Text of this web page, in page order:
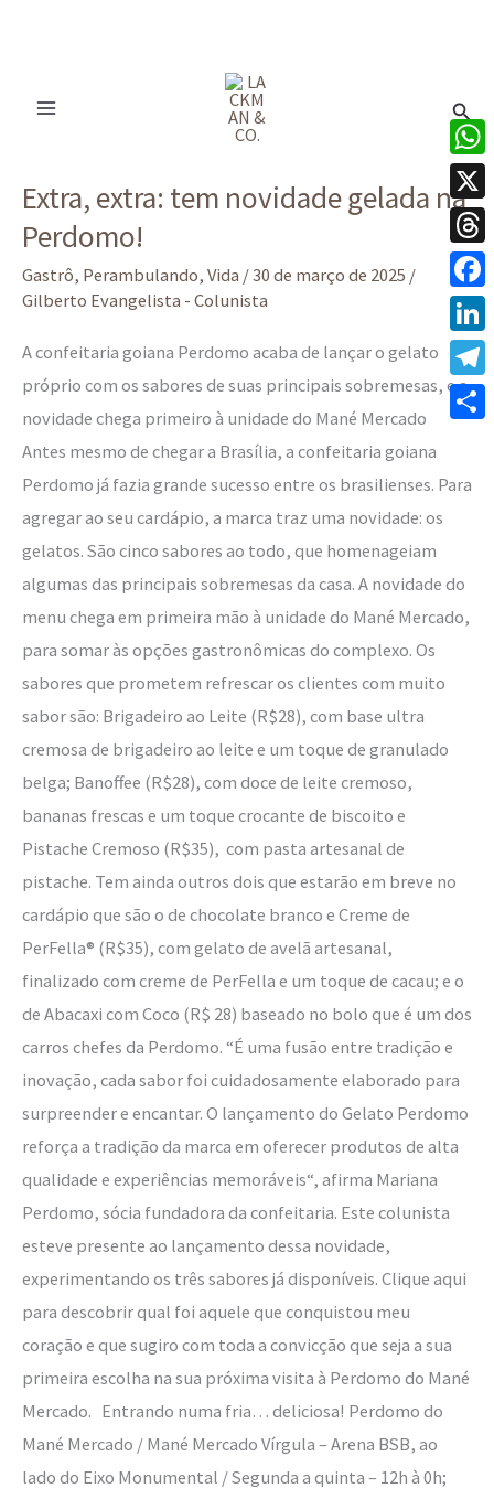
Extra, extra: tem novidade gelada na
Perdomo!
Gastrô, Perambulando, Vida /30 de março de 2025 /
Gilberto Evangelista - Colunista
A confeitaria goiana Perdomo acaba de lançar o gelato
próprio com os sabores de suas principais sobremesas, e a
novidade chega primeiro à unidade do Mané Mercado
Antes mesmo de chegar a Brasília, a confeitaria goiana
Perdomo já fazia grande sucesso entre os brasilienses. Para
agregar ao seu cardápio, a marca traz uma novidade: os
gelatos. São cinco sabores ao todo, que homenageiam
algumas das principais sobremesas da casa. A novidade do
menu chega em primeira mão à unidade do Mané Mercado,
para somar às opções gastronômicas do complexo. Os
sabores que prometem refrescar os clientes com muito
sabor são: Brigadeiro ao Leite (R$28), com base ultra
cremosa de brigadeiro ao leite e um toque de granulado
belga; Banoffee (R$28), com doce de leite cremoso,
bananas frescas e um toque crocante de biscoito e
Pistache Cremoso (R$35), com pasta artesanal de
pistache. Tem ainda outros dois que estarão em breve no
cardápio que são o de chocolate branco e Creme de
PerFella® (R$35), com gelato de avelã artesanal,
finalizado com creme de PerFella e um toque de cacau; e o
de Abacaxi com Coco (R$ 28) baseado no bolo que é um dos
carros chefes da Perdomo. “É uma fusão entre tradição e
inovação, cada sabor foi cuidadosamente elaborado para
surpreender e encantar. O lançamento do Gelato Perdomo
reforça a tradição da marca em oferecer produtos de alta
qualidade e experiências memoráveis“, afirma Mariana
Perdomo, sócia fundadora da confeitaria. Este colunista
esteve presente ao lançamento dessa novidade,
experimentando os três sabores já disponíveis. Clique aqui
para descobrir qual foi aquele que conquistou meu
coração e que sugiro com toda a convicção que seja a sua
primeira escolha na sua próxima visita à Perdomo do Mané
Mercado. Entrando numa fria… deliciosa! Perdomo do
Mané Mercado / Mané Mercado Vírgula – Arena BSB, ao
lado do Eixo Monumental / Segunda a quinta – 12h à 0h;
extra:
tem
novidade
gelada
Perdomo!
X